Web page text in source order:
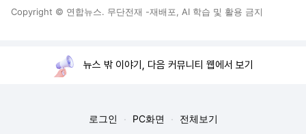
Copyright © 연합뉴스. 무단전재 -재배포, AI 학습 및 활용 금지
뉴스 밖 이야기, 다음 커뮤니티 웹에서 보기
로그인 PC화면 전체보기